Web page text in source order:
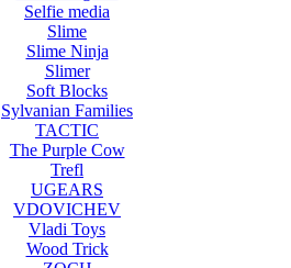
Selfie media
Slime
Slime Ninja
Slimer
Soft Blocks
Sylvanian Families
TACTIC
The Purple Cow
Trefl
UGEARS
VDOVICHEV
Vladi Toys
Wood Trick